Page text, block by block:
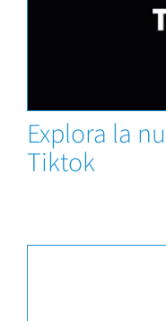
Explora la
Tiktok